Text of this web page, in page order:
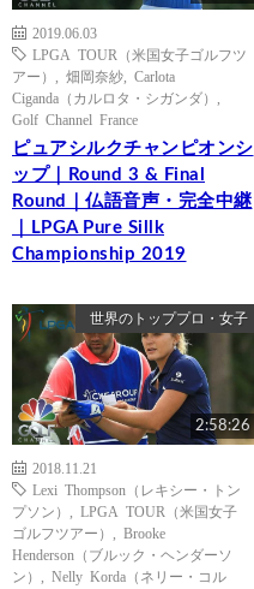
2019.06.03
LPGA TOUR（米国女子ゴルフツ
アー）
畑岡奈紗
Carlota
Ciganda（カルロタ・シガンダ）
Golf Channel France
ピュアシルクチャンピオンシ
ップ｜Round 3 & Final
Round｜仏語音声・完全中継
｜LPGA Pure Sillk
Championship 2019
世界のトッププロ・女子
2:58:26
2018.11.21
Lexi Thompson（レキシー・トン
プソン）
LPGA TOUR（米国女子
ゴルフツアー）
Brooke
Henderson（ブルック・ヘンダーソ
ン）
Nelly Korda（ネリー・コル